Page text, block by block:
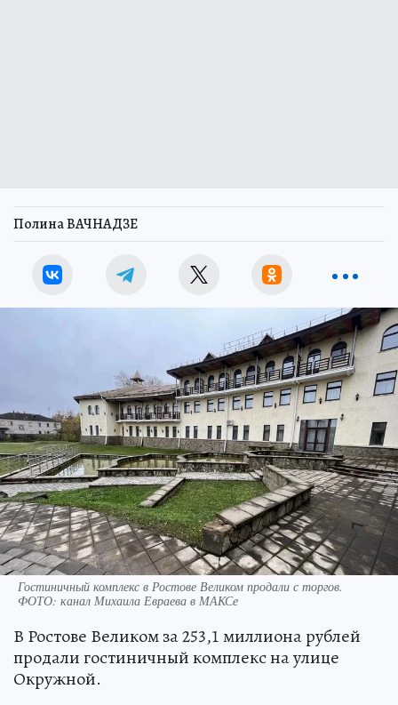
Полина ВАЧНАДЗЕ
Гостиничный комплекс в Ростове Великом продали с торгов.
ФОТО: канал Михаила Евраева в МАКСе
В Ростове Великом за 253,1 миллиона рублей
продали гостиничный комплекс на улице
Окружной.